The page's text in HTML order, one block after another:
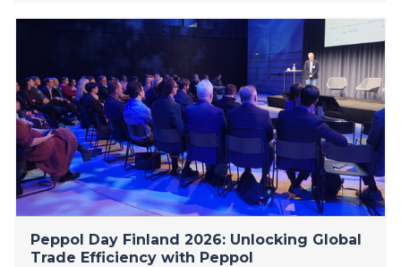
laajan tilannekuvan Suomen kestävän kasvun
edellytyksistä. Tulevaisuustalo Sitran työstä ja
tuloksista kertoo vuoden 2025 toimintakertomus ja
tilinpäätös.
Peppol Day Finland 2026: Unlocking Global
Trade Efficiency with Peppol